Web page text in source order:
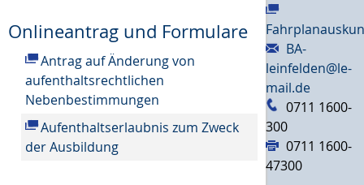
Onlineantrag und Formulare
Antrag auf Änderung von
aufenthaltsrechtlichen
Nebenbestimmungen
Aufenthaltserlaubnis zum Zweck
der Ausbildung
BA-
leinfelden@le-
mail.de
0711 1600-
300
0711 1600-
47300